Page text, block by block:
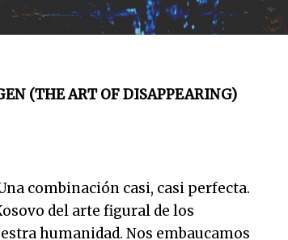
(THE ART OF DISAPPEARING)
combinación casi, casi perfecta.
del arte figural de los
humanidad. Nos embaucamos